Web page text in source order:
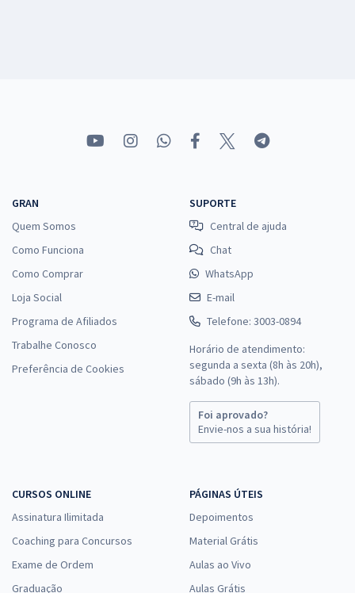
GRAN
Quem Somos
Como Funciona
Como Comprar
Loja Social
Programa de Afiliados
Trabalhe Conosco
Preferência de Cookies
SUPORTE
Central de ajuda
Chat
WhatsApp
E-mail
Telefone: 3003-0894
Horário de atendimento:
segunda a sexta (8h às 20h),
sábado (9h às 13h).
Foi aprovado?
Envie-nos a sua história!
CURSOS ONLINE
Assinatura Ilimitada
Coaching para Concursos
Exame de Ordem
Graduação
PÁGINAS ÚTEIS
Depoimentos
Material Grátis
Aulas ao Vivo
Aulas Grátis